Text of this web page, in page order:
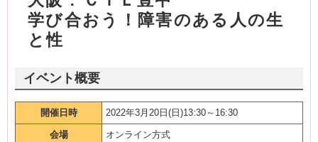
学び合おう！障害のある人の生
と性
イベント概要
開催日時 2022年3月20日(日)13:30～16:30
会場 オンライン方式